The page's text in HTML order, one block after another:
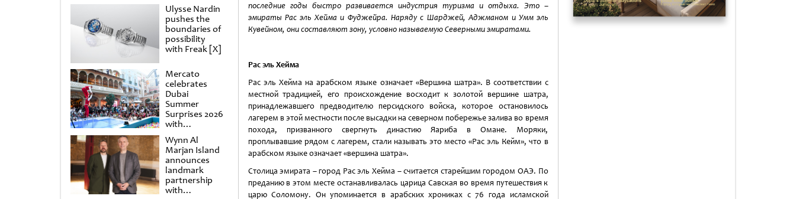
Ulysse Nardin
pushes the
boundaries of
possibility
with Freak [X]
Mercato
celebrates
Dubai
Summer
Surprises 2026
with
spectacular
shows and
raffles
Wynn Al
Marjan Island
announces
landmark
partnership
with
последние годы быстро развивается индустрия туризма и отдыха. Это –
эмираты Рас эль Хейма и Фуджейра. Наряду с Шарджей, Аджманом и Умм эль
Кувейном, они составляют зону, условно называемую Северными эмиратами.
Рас эль Хейма
Рас эль Хейма на арабском языке означает «Вершина шатра». В соответствии с
местной традицией, его происхождение восходит к золотой вершине шатра,
принадлежавшего предводителю персидского войска, которое остановилось
лагерем в этой местности после высадки на северном побережье залива во время
похода, призванного свергнуть династию Яариба в Омане. Моряки,
проплывавшие рядом с лагерем, стали называть это место «Рас эль Кейм», что в
арабском языке означает «вершина шатра».
Столица эмирата – город Рас эль Хейма – считается старейшим городом ОАЭ. По
преданию в этом месте останавливалась царица Савская во время путешествия к
царю Соломону. Он упоминается в арабских хрониках с 76 года исламской